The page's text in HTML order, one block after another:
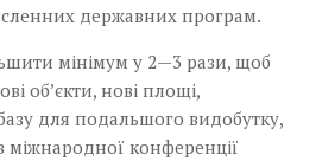
державних програм.
мінімум у 2—3 рази, щоб
об’єкти, нові площі,
для подальшого видобутку,
міжнародної конференції